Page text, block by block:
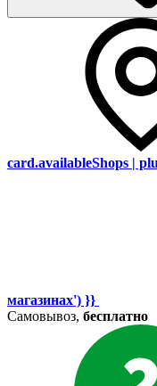
card.availableShops |
магазинах') }}
Самовывоз, бесплатно